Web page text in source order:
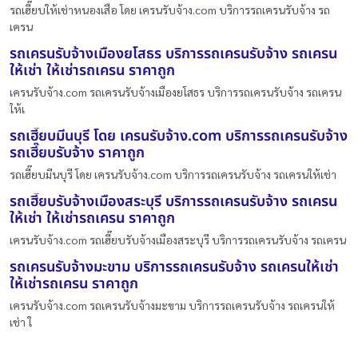
รถเฮี๊ยบให้เช่าหนองเสือ โดย เครนรับจ้าง.com บริการรถเครนรับจ้าง รถ
เครน
รถเครนรับจ้างเมืองยโสธร บริการรถเครนรับจ้าง รถเครน
ให้เช่า ให้เช่ารถเครน ราคาถูก
เครนรับจ้าง.com รถเครนรับจ้างเมืองยโสธร บริการรถเครนรับจ้าง รถเครน
ให้เ
รถเฮี๊ยบมีนบุรี โดย เครนรับจ้าง.com บริการรถเครนรับจ้าง
รถเฮี๊ยบรับจ้าง ราคาถูก
รถเฮี๊ยบมีนบุรี โดย เครนรับจ้าง.com บริการรถเครนรับจ้าง รถเครนให้เช่า
รถเฮี๊ยบรับจ้างเมืองสระบุรี บริการรถเครนรับจ้าง รถเครน
ให้เช่า ให้เช่ารถเครน ราคาถูก
เครนรับจ้าง.com รถเฮี๊ยบรับจ้างเมืองสระบุรี บริการรถเครนรับจ้าง รถเครน
รถเครนรับจ้างมะขาม บริการรถเครนรับจ้าง รถเครนให้เช่า
ให้เช่ารถเครน ราคาถูก
เครนรับจ้าง.com รถเครนรับจ้างมะขาม บริการรถเครนรับจ้าง รถเครนให้
เช่า ใ